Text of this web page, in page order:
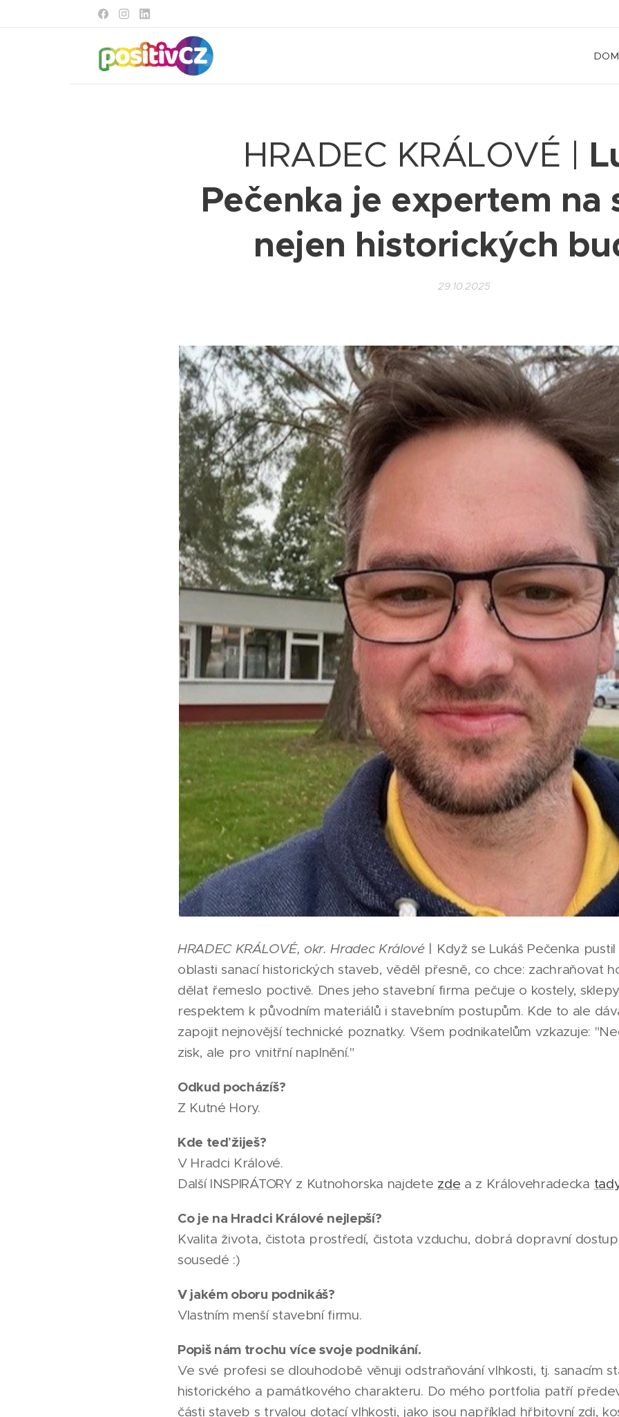
HRADEC KRÁLOVÉ |
Pečenka je expertem na
nejen historických
29.10.2025
HRADEC KRÁLOVÉ, okr. Hradec Králové | Když se Lukáš Pečenka
oblasti sanací historických staveb, věděl přesně, co chce: zachraňovat
dělat řemeslo poctivě. Dnes jeho stavební firma pečuje o kostely,
respektem k původním materiálů i stavebním postupům. Kde to ale
zapojit nejnovější technické poznatky. Všem podnikatelům vzkazuje:
zisk, ale pro vnitřní naplnění."
Odkud pocházíš?
Z Kutné Hory.
Kde teď žiješ?
V Hradci Králové.
Další INSPIRÁTORY z Kutnohorska najdete zde a z Královehradecka
Co je na Hradci Králové nejlepší?
Kvalita života, čistota prostředí, čistota vzduchu, dobrá dopravní
sousedé :)
V jakém oboru podnikáš?
Vlastním menší stavební firmu.
Popiš nám trochu více svoje podnikání.
Ve své profesi se dlouhodobě věnuji odstraňování vlhkosti, tj. sanacím
historického a památkového charakteru. Do mého portfolia patří
části staveb s trvalou dotací vlhkosti, jako jsou například hřbitovní zdi,